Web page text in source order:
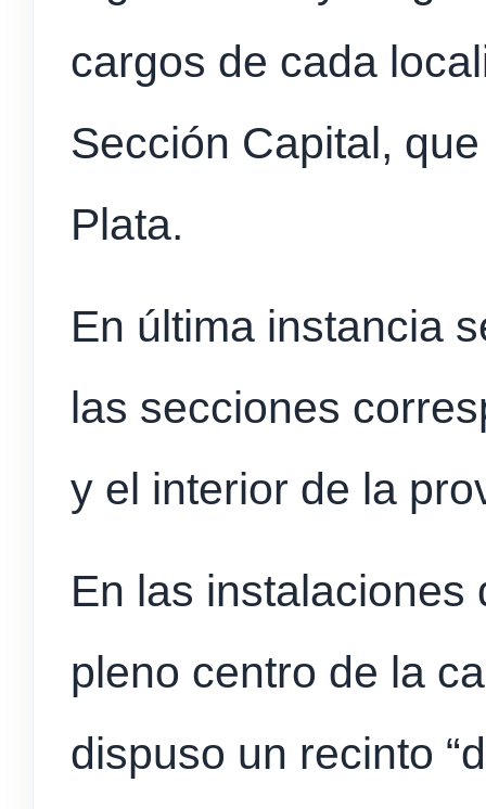
cargos de cada
Sección Capital,
Plata.
En última instancia
las secciones
y el interior de la
En las instalaciones
pleno centro de la
dispuso un recinto